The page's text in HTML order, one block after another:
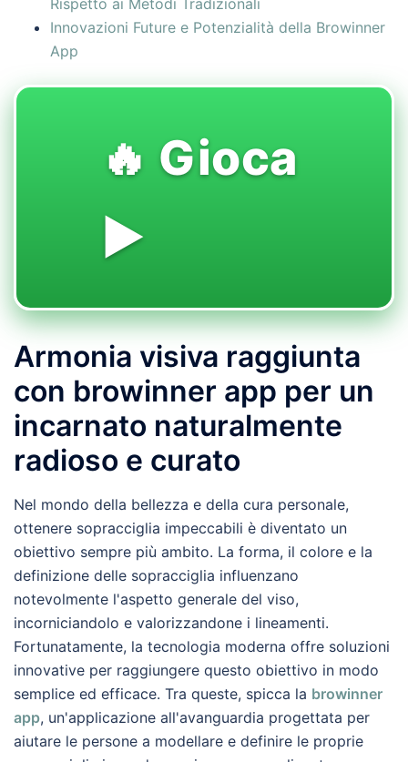
Rispetto ai Metodi Tradizionali
Innovazioni Future e Potenzialità della Browinner
App
🔥 Gioca
▶️
Armonia visiva raggiunta
con browinner app per un
incarnato naturalmente
radioso e curato
Nel mondo della bellezza e della cura personale,
ottenere sopracciglia impeccabili è diventato un
obiettivo sempre più ambito. La forma, il colore e la
definizione delle sopracciglia influenzano
notevolmente l'aspetto generale del viso,
incorniciandolo e valorizzandone i lineamenti.
Fortunatamente, la tecnologia moderna offre soluzioni
innovative per raggiungere questo obiettivo in modo
semplice ed efficace. Tra queste, spicca la browinner
app, un'applicazione all'avanguardia progettata per
aiutare le persone a modellare e definire le proprie